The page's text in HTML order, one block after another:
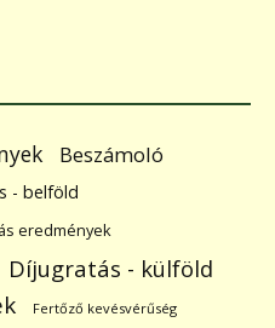
Beszámoló
- belföld
eredmények
Díjugratás - külföld
Fertőző kevésvérűség